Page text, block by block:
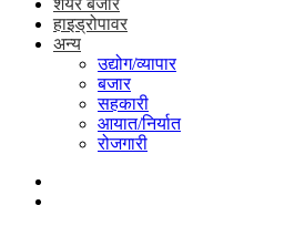
शेयर बजार
हाइड्रोपावर
अन्य
उद्योग/व्यापार
बजार
सहकारी
आयात/निर्यात
रोजगारी